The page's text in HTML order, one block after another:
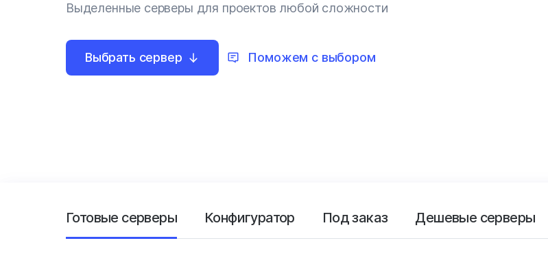
Выделенные серверы для проектов любой сложности
Выбрать сервер Поможем с выбором
Готовые серверы Конфигуратор Под заказ Дешевые серверы